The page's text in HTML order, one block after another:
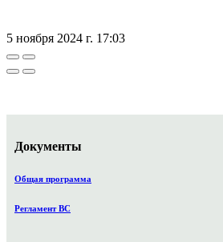
5 ноября 2024 г. 17:03
Документы
Общая программа
Регламент ВС